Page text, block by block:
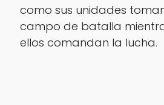
como sus unidades
campo de batalla
ellos comandan la lucha.